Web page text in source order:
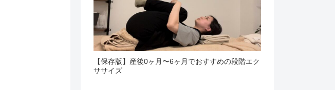
【保存版】産後0ヶ月〜6ヶ月でおすすめの段階エク
ササイズ